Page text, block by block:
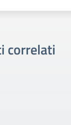
correlati